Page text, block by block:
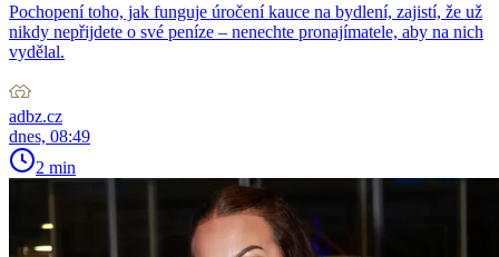
Pochopení toho, jak funguje úročení kauce na bydlení, zajistí, že už
nikdy nepřijdete o své peníze – nenechte pronajímatele, aby na nich
vydělal.
adbz.cz
dnes, 08:49
2 min